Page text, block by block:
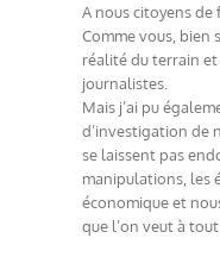
A nous citoyens de
Comme vous, bien
réalité du terrain
journalistes.
Mais j’ai pu
d’investigation de
se laissent pas
manipulations, les
économique et
que l’on veut à